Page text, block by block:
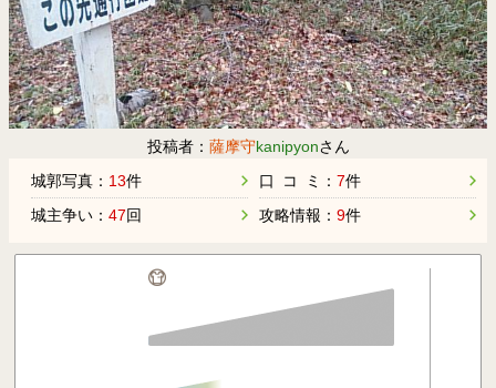
投稿者： 薩摩守kanipyonさん
城郭写真： 13件
城主争い： 47回
口 コ ミ： 7件
攻略情報： 9件